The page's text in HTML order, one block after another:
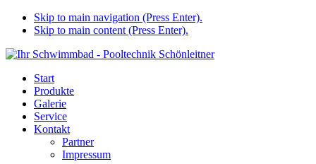
Skip to main navigation (Press Enter).
Skip to main content (Press Enter).
Start
Produkte
Galerie
Service
Kontakt
Partner
Impressum